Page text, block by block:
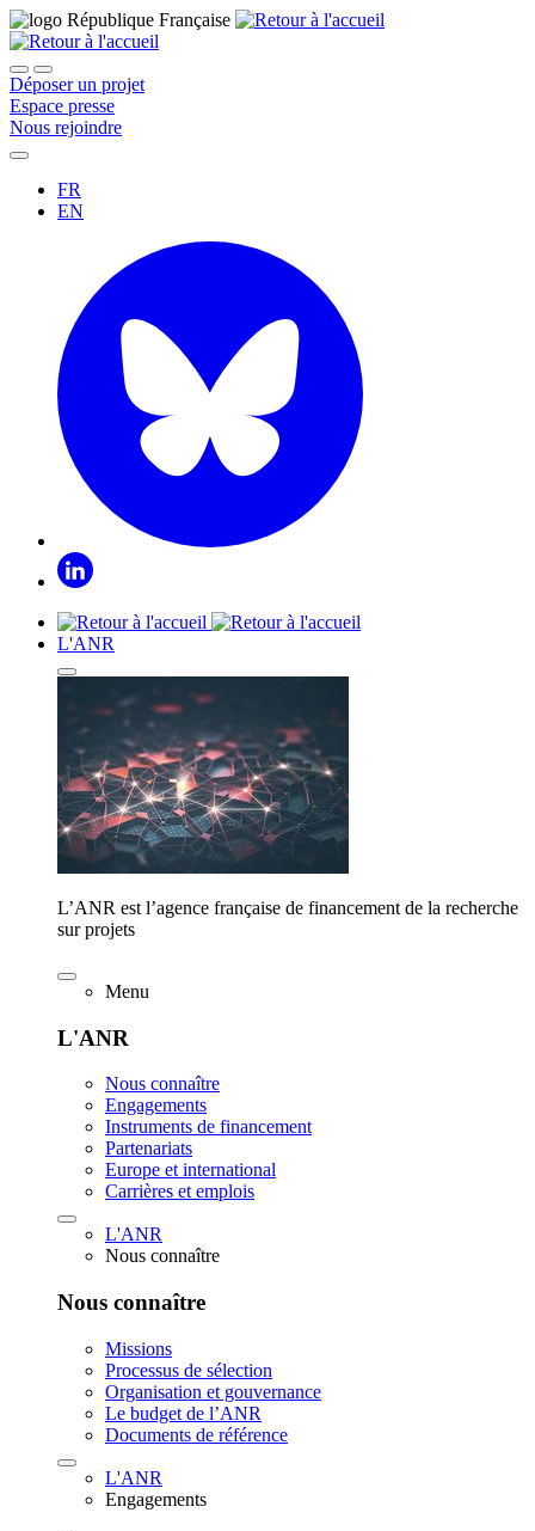
Déposer un projet
Espace presse
Nous rejoindre
FR
EN
L'ANR
L’ANR est l’agence française de financement de la recherche
sur projets
Menu
L'ANR
Nous connaître
Engagements
Instruments de financement
Partenariats
Europe et international
Carrières et emplois
L'ANR
Nous connaître
Nous connaître
Missions
Processus de sélection
Organisation et gouvernance
Le budget de l’ANR
Documents de référence
L'ANR
Engagements